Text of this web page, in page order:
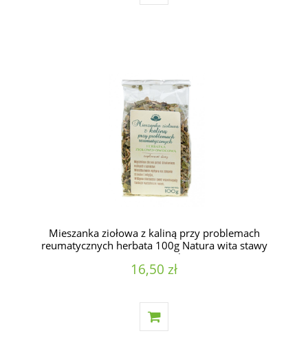
Mieszanka ziołowa z kaliną przy problemach
reumatycznych herbata 100g Natura wita stawy
mięśnie nerki
16,50 zł